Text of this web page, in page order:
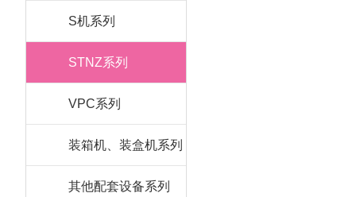
S机系列
STNZ系列
VPC系列
装箱机、装盒机系列
其他配套设备系列